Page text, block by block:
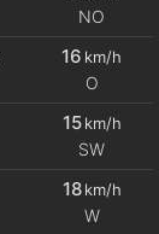
NO
16 km/h
O
15 km/h
SW
18 km/h
W